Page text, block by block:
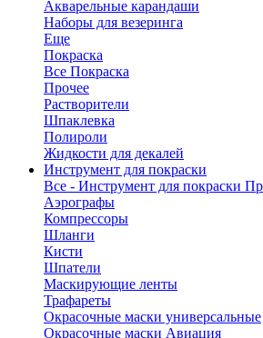
Акварельные карандаши
Наборы для везеринга
Еще
Покраска
Все Покраска
Прочее
Растворители
Шпаклевка
Полироли
Жидкости для декалей
Инструмент для покраски
Все - Инструмент для покраски
Аэрографы
Компрессоры
Шланги
Кисти
Шпатели
Маскирующие ленты
Трафареты
Окрасочные маски универсальные
Окрасочные маски Авиация